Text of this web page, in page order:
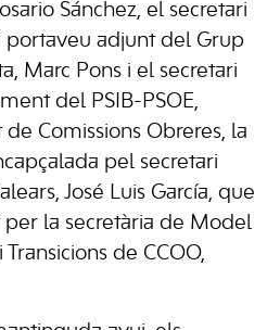
Sánchez, el secretari
portaveu adjunt del Grup
Marc Pons i el secretari
del PSIB-PSOE,
Comissions Obreres, la
pel secretari
José Luis García, que
per la secretària de Model
de CCOO,